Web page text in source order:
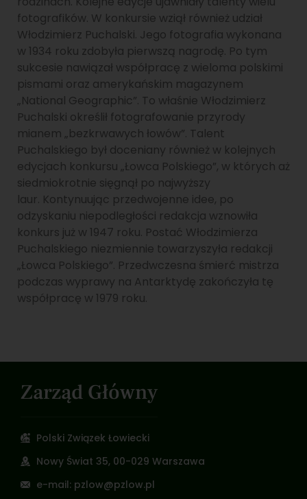
fotografików. W konkursie wziął również udział
Włodzimierz Puchalski. Jego fotografia wykonana
w 1934 roku zdobyła pierwszą nagrodę. Po tym
sukcesie nawiązał współpracę z wieloma polskimi
pismami oraz amerykańskim magazynem
„National Geographic”. To właśnie Włodzimierz
Puchalski określił fotografowanie przyrody
mianem „bezkrwawych łowów”. Talent
Puchalskiego był doceniany również w kolejnych
edycjach konkursu „Łowca Polskiego”, w których aż
siedmiokrotnie sięgnął po najwyższy
laur. Kontynuując przedwojenne idee, po
odzyskaniu niepodległości redakcja wznowiła
konkurs już w 1947 roku. Postać Włodzimierza
Puchalskiego niezmiennie towarzyszyła redakcji
„Łowca Polskiego”. Przedwczesna śmierć mistrza
podczas wyprawy na Antarktydę zakończyła tę
współpracę w 1979 roku.
Zarząd Główny
Polski Związek Łowiecki
Nowy Świat 35, 00-029 Warszawa
e-mail: pzlow@pzlow.pl